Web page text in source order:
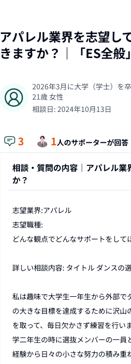
アパレル業界を志望し
きますか？ ｜「ES全般
2026年3月に大学（学士）を
21歳女性
相談日: 2024年10月13日
3 1人のサポーターが回答
相談・質問の内容｜ アパレル業
か？
志望業界:アパレル
志望職種:
どんな観点でどんなサポートをし
詳しい相談内容: タイトル ダンスの
私は趣味で大学生一年生から外部で
の大きな目標を達成するために沢
を取って、毎日欠かさず練習を行
学二年生の時に選抜メンバーの一
経験から日々の小さな努力の積み重